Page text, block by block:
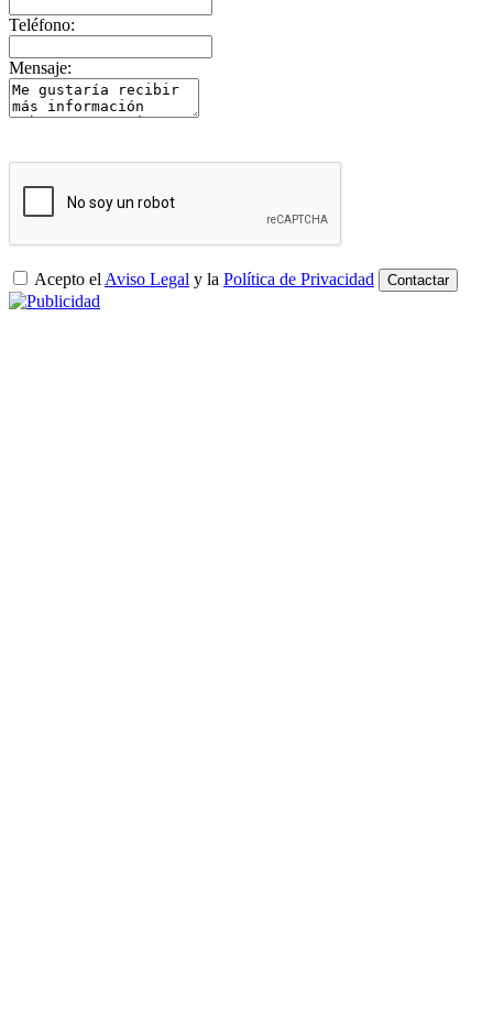
Teléfono:
Mensaje:
Acepto el Aviso Legal y la Política de Privacidad